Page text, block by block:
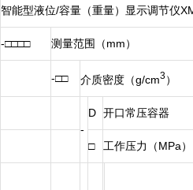
智能型液位/容量（重量）显示调节仪
-□□□□ 测量范围（mm）
-□□ 介质密度（g/cm3）
-
D 开口常压容器
□ 工作压力（MPa）